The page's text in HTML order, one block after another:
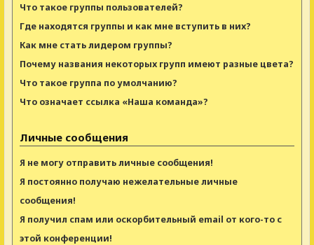
Что такое группы пользователей?
Где находятся группы и как мне вступить в них?
Как мне стать лидером группы?
Почему названия некоторых групп имеют разные цвета?
Что такое группа по умолчанию?
Что означает ссылка «Наша команда»?
Личные сообщения
Я не могу отправить личные сообщения!
Я постоянно получаю нежелательные личные
сообщения!
Я получил спам или оскорбительный email от кого-то с
этой конференции!